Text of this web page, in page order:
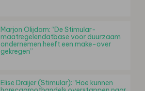
Marjon Olijdam: “De Stimular-
maatregelendatbase voor duurzaam
ondernemen heeft een make-over
gekregen”
Elise Draijer (Stimular): “Hoe kunnen